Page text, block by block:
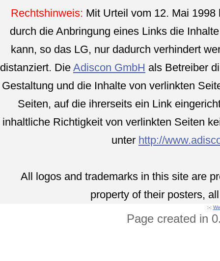
Rechtshinweis: Mit Urteil vom 12. Mai
durch die Anbringung eines Links die
kann, so das LG, nur dadurch verhindert
distanziert. Die Adiscon GmbH als Betreiber
Gestaltung und die Inhalte von verlinkten
Seiten, auf die ihrerseits ein Link
inhaltliche Richtigkeit von verlinkten Seiten
unter http://
All logos and trademarks in this site are
property of their posters,
:-:
Page created in